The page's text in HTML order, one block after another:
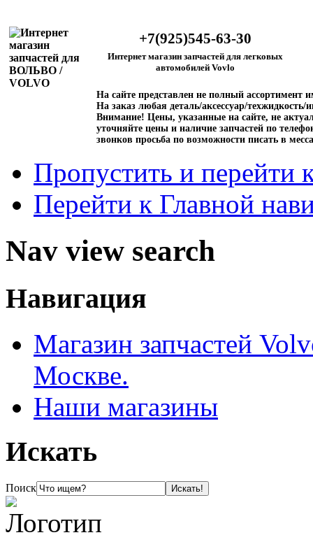
+7(925)545-63-30
Интернет магазин запчастей для легковых
автомобилей Vovlo
На сайте представлен не полный ассортимент
На заказ любая деталь/аксессуар/техжидкость/
Внимание! Цены, указанные на сайте, не
уточняйте цены и наличие запчастей по
звонков просьба по возможности писать в
Пропустить и перейти
Перейти к Главной
Nav view search
Навигация
Магазин запчастей
Москве.
Наши магазины
Искать
Поиск